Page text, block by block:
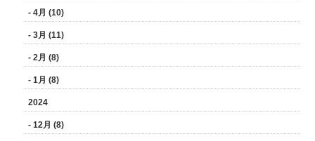
- 4月 (10)
- 3月 (11)
- 2月 (8)
- 1月 (8)
2024
- 12月 (8)